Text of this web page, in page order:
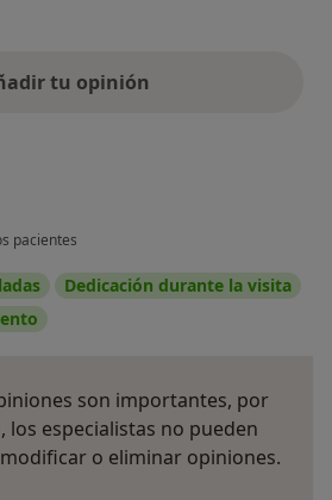
tu opinión
pacientes
Dedicación durante la visita
son importantes, por
los especialistas no pueden
o eliminar opiniones.